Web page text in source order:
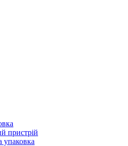
пристрій
упаковка